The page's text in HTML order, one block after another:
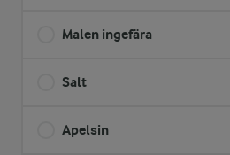
Malen ingefära
Salt
Apelsin